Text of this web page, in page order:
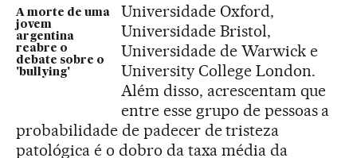
A morte de uma
jovem
argentina
reabre o
debate sobre o
'bullying'
Universidade Oxford,
Universidade Bristol,
Universidade de Warwick e
University College London.
Além disso, acrescentam que
entre esse grupo de pessoas a
probabilidade de padecer de tristeza
patológica é o dobro da taxa média da